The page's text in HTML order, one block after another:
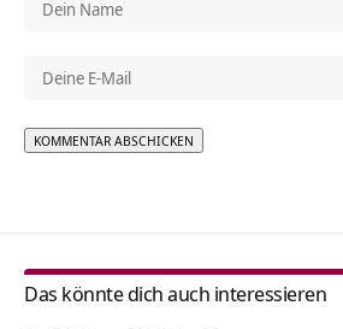
Das könnte dich auch interessieren